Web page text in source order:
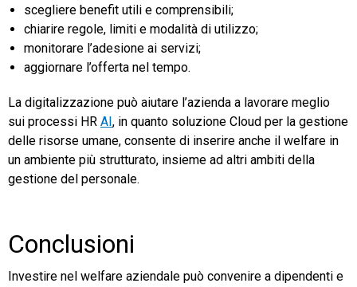
scegliere benefit utili e comprensibili;
chiarire regole, limiti e modalità di utilizzo;
monitorare l’adesione ai servizi;
aggiornare l’offerta nel tempo.
La digitalizzazione può aiutare l’azienda a lavorare meglio
sui processi HR AI , in quanto soluzione Cloud per la gestione
delle risorse umane, consente di inserire anche il welfare in
un ambiente più strutturato, insieme ad altri ambiti della
gestione del personale.
Conclusioni
Investire nel welfare aziendale può convenire a dipendenti e